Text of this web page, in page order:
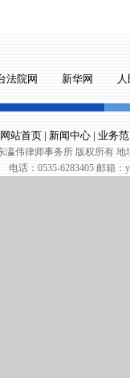
法院网 新华网
网站首页 | 新闻中心 | 业务
瀛伟律师事务所 版权所有
电话：0535-6283405 邮箱：